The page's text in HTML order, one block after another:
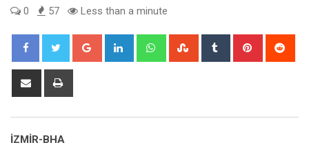
0 57 Less than a minute
Google+ LinkedIn WhatsappStumbleUpon
Tumblr Pinterest
Share
İZMİR-BHA